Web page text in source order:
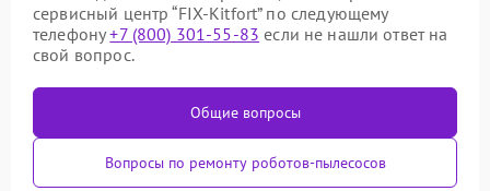
сервисный центр “FIX-Kitfort” по следующему
телефону+7 (800) 301-55-83 если не нашли ответ на
свой вопрос.
Общие вопросы
Вопросы по ремонту роботов-пылесосов